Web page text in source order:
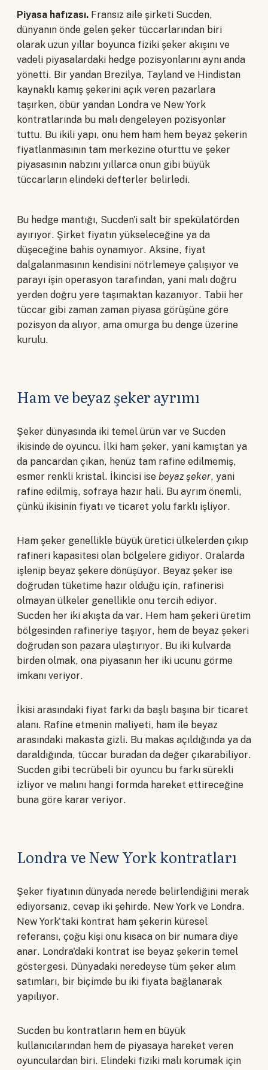
Piyasa hafızası. Fransız aile şirketi Sucden,
dünyanın önde gelen şeker tüccarlarından biri
olarak uzun yıllar boyunca fiziki şeker akışını ve
vadeli piyasalardaki hedge pozisyonlarını aynı anda
yönetti. Bir yandan Brezilya, Tayland ve Hindistan
kaynaklı kamış şekerini açık veren pazarlara
taşırken, öbür yandan Londra ve New York
kontratlarında bu malı dengeleyen pozisyonlar
tuttu. Bu ikili yapı, onu hem ham hem beyaz şekerin
fiyatlanmasının tam merkezine oturttu ve şeker
piyasasının nabzını yıllarca onun gibi büyük
tüccarların elindeki defterler belirledi.
Bu hedge mantığı, Sucden'i salt bir spekülatörden
ayırıyor. Şirket fiyatın yükseleceğine ya da
düşeceğine bahis oynamıyor. Aksine, fiyat
dalgalanmasının kendisini nötrlemeye çalışıyor ve
parayı işin operasyon tarafından, yani malı doğru
yerden doğru yere taşımaktan kazanıyor. Tabii her
tüccar gibi zaman zaman piyasa görüşüne göre
pozisyon da alıyor, ama omurga bu denge üzerine
kurulu.
Ham ve beyaz şeker ayrımı
Şeker dünyasında iki temel ürün var ve Sucden
ikisinde de oyuncu. İlki ham şeker, yani kamıştan ya
da pancardan çıkan, henüz tam rafine edilmemiş,
esmer renkli kristal. İkincisi ise beyaz şeker, yani
rafine edilmiş, sofraya hazır hali. Bu ayrım önemli,
çünkü ikisinin fiyatı ve ticaret yolu farklı işliyor.
Ham şeker genellikle büyük üretici ülkelerden çıkıp
rafineri kapasitesi olan bölgelere gidiyor. Oralarda
işlenip beyaz şekere dönüşüyor. Beyaz şeker ise
doğrudan tüketime hazır olduğu için, rafinerisi
olmayan ülkeler genellikle onu tercih ediyor.
Sucden her iki akışta da var. Hem ham şekeri üretim
bölgesinden rafineriye taşıyor, hem de beyaz şekeri
doğrudan son pazara ulaştırıyor. Bu iki kulvarda
birden olmak, ona piyasanın her iki ucunu görme
imkanı veriyor.
İkisi arasındaki fiyat farkı da başlı başına bir ticaret
alanı. Rafine etmenin maliyeti, ham ile beyaz
arasındaki makasta gizli. Bu makas açıldığında ya da
daraldığında, tüccar buradan da değer çıkarabiliyor.
Sucden gibi tecrübeli bir oyuncu bu farkı sürekli
izliyor ve malını hangi formda hareket ettireceğine
buna göre karar veriyor.
Londra ve New York kontratları
Şeker fiyatının dünyada nerede belirlendiğini merak
ediyorsanız, cevap iki şehirde. New York ve Londra.
New York'taki kontrat ham şekerin küresel
referansı, çoğu kişi onu kısaca on bir numara diye
anar. Londra'daki kontrat ise beyaz şekerin temel
göstergesi. Dünyadaki neredeyse tüm şeker alım
satımları, bir biçimde bu iki fiyata bağlanarak
yapılıyor.
Sucden bu kontratların hem en büyük
kullanıcılarından hem de piyasaya hareket veren
oyunculardan biri. Elindeki fiziki malı korumak için